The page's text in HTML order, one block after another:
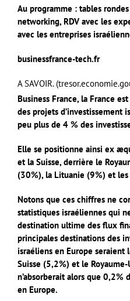
Au programme : tables
networking, RDV avec les
avec les entreprises
businessfrance-tech.fr
A SAVOIR.
Business France, la France
des projets d’investissement
peu plus de 4 % des
Elle se positionne ainsi ex
et la Suisse, derrière le
(30%), la Lituanie (9%) et les
Notons que ces chiffres ne
statistiques israéliennes qui
destination ultime des flux
principales destinations des
israéliens en Europe seraient
Suisse (5,2%) et le
n’absorberait alors que 0,2%
en Europe.